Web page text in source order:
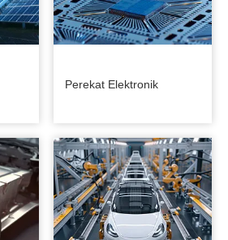
Perekat Elektronik